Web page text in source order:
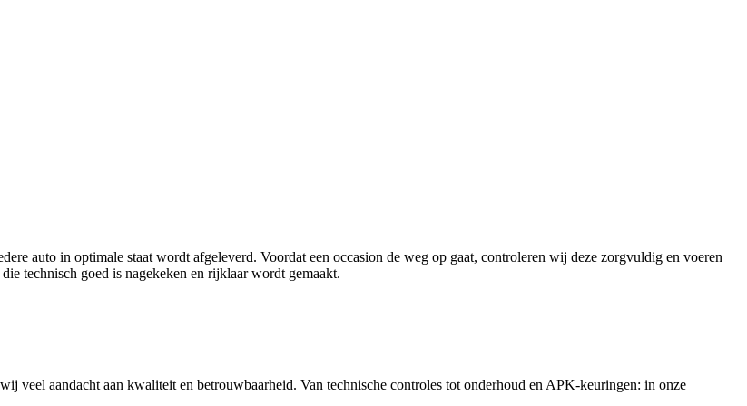
auto in optimale staat wordt afgeleverd. Voordat een occasion de weg op gaat, controleren wij deze zorgvuldig en voeren
technisch goed is nagekeken en rijklaar wordt gemaakt.
veel aandacht aan kwaliteit en betrouwbaarheid. Van technische controles tot onderhoud en APK-keuringen: in onze